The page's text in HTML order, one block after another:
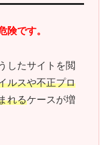
険です。
したサイトを閲
ルスや不正プロ
れるケースが増